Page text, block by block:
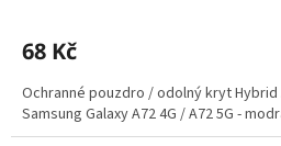
68 Kč
Ochranné pouzdro / odolný kryt
Samsung Galaxy A72 4G / A72 5G -